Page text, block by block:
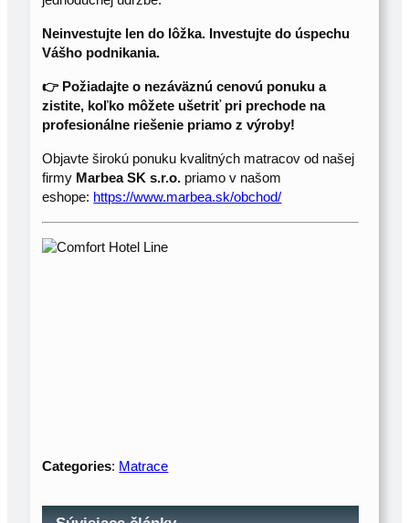
Neinvestujte len do lôžka. Investujte do úspechu
Vášho podnikania.
👉 Požiadajte o nezáväznú cenovú ponuku a
zistite, koľko môžete ušetriť pri prechode na
profesionálne riešenie priamo z výroby!
Objavte širokú ponuku kvalitných matracov od našej
firmy Marbea SK s.r.o. priamo v našom
eshope: https://www.marbea.sk/obchod/
Categories: Matrace